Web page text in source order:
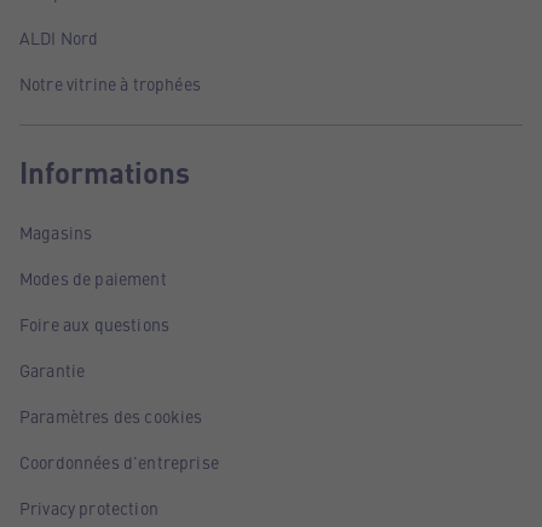
ALDI Nord
Notre vitrine à trophées
Informations
Magasins
Modes de paiement
Foire aux questions
Garantie
Paramètres des cookies
Coordonnées d'entreprise
Privacy protection